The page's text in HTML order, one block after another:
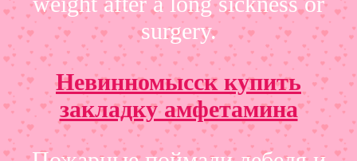
surgery.
Невинномысск купить
закладку амфетамина